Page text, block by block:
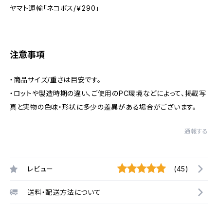
ヤマト運輸「ネコポス/￥290」
注意事項
・商品サイズ/重さは目安です。
・ロットや製造時期の違い、ご使用のPC環境などによって、掲載写
真と実物の色味・形状に多少の差異がある場合がございます。
通報する
レビュー (45)
送料・配送方法について